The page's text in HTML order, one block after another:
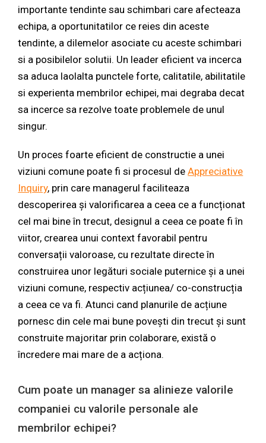
importante tendinte sau schimbari care afecteaza
echipa, a oportunitatilor ce reies din aceste
tendinte, a dilemelor asociate cu aceste schimbari
si a posibilelor solutii. Un leader eficient va incerca
sa aduca laolalta punctele forte, calitatile, abilitatile
si experienta membrilor echipei, mai degraba decat
sa incerce sa rezolve toate problemele de unul
singur.
Un proces foarte eficient de constructie a unei
viziuni comune poate fi si procesul deAppreciative
Inquiry, prin care managerul faciliteaza
descoperirea și valorificarea a ceea ce a funcționat
cel mai bine în trecut, designul a ceea ce poate fi în
viitor, crearea unui context favorabil pentru
conversații valoroase, cu rezultate directe în
construirea unor legături sociale puternice și a unei
viziuni comune, respectiv acțiunea/ co-construcția
a ceea ce va fi. Atunci cand planurile de acțiune
pornesc din cele mai bune povești din trecut și sunt
construite majoritar prin colaborare, există o
încredere mai mare de a acționa.
Cum poate un manager sa alinieze valorile
companiei cu valorile personale ale
membrilor echipei?